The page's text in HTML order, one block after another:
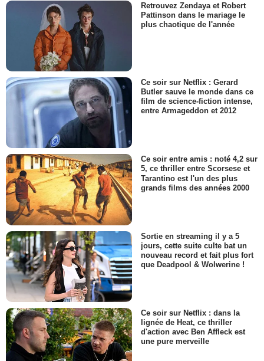
Retrouvez Zendaya et Robert
Pattinson dans le mariage le
plus chaotique de l'année
Ce soir sur Netflix : Gerard
Butler sauve le monde dans ce
film de science-fiction intense,
entre Armageddon et 2012
Ce soir entre amis : noté 4,2 sur
5, ce thriller entre Scorsese et
Tarantino est l'un des plus
grands films des années 2000
Sortie en streaming il y a 5
jours, cette suite culte bat un
nouveau record et fait plus fort
que Deadpool & Wolwerine !
Ce soir sur Netflix : dans la
lignée de Heat, ce thriller
d'action avec Ben Affleck est
une pure merveille